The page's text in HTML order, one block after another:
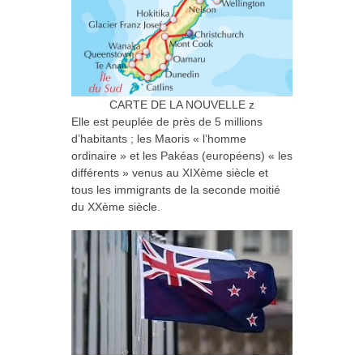
CARTE DE LA NOUVELLE z
Elle est peuplée de près de 5 millions
d’habitants ; les Maoris « l’homme
ordinaire » et les Pakéas (européens) « les
différents » venus au XIXème siècle et
tous les immigrants de la seconde moitié
du XXème siècle.